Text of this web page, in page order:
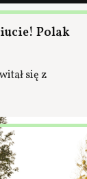
Polak
się z